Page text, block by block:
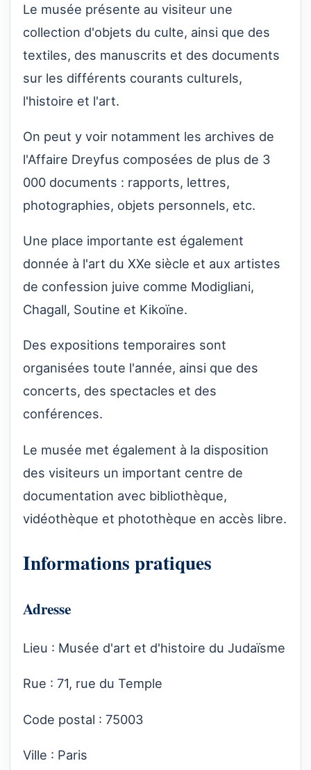
Le musée présente au visiteur une
collection d'objets du culte, ainsi que des
textiles, des manuscrits et des documents
sur les différents courants culturels,
l'histoire et l'art.
On peut y voir notamment les archives de
l'Affaire Dreyfus composées de plus de 3
000 documents : rapports, lettres,
photographies, objets personnels, etc.
Une place importante est également
donnée à l'art du XXe siècle et aux artistes
de confession juive comme Modigliani,
Chagall, Soutine et Kikoïne.
Des expositions temporaires sont
organisées toute l'année, ainsi que des
concerts, des spectacles et des
conférences.
Le musée met également à la disposition
des visiteurs un important centre de
documentation avec bibliothèque,
vidéothèque et photothèque en accès libre.
Informations pratiques
Adresse
Lieu : Musée d'art et d'histoire du Judaïsme
Rue : 71, rue du Temple
Code postal : 75003
Ville : Paris